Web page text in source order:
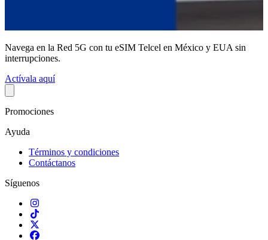
Actívalo ahora
Promociones
Ayuda
Términos y condiciones
Contáctanos
Síguenos